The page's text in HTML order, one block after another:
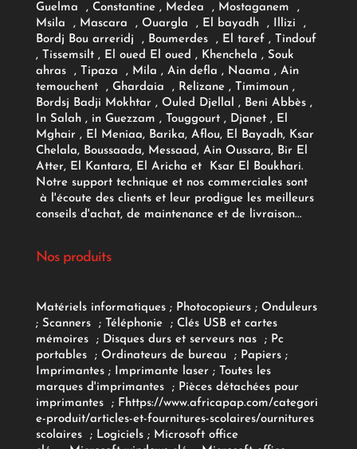
Guelma , Constantine , Medea , Mostaganem ,
Msila , Mascara , Ouargla , El bayadh , Illizi ,
Bordj Bou arreridj , Boumerdes , El taref , Tindouf
, Tissemsilt , El oued El oued , Khenchela , Souk
ahras , Tipaza , Mila , Ain defla , Naama , Ain
temouchent , Ghardaia , Relizane , Timimoun ,
Bordsj Badji Mokhtar , Ouled Djellal , Beni Abbès ,
In Salah , in Guezzam , Touggourt , Djanet , El
Mghair , El Meniaa, Barika, Aflou, El Bayadh, Ksar
Chelala, Boussaada, Messaad, Ain Oussara, Bir El
Atter, El Kantara, El Aricha et Ksar El Boukhari.
Notre support technique et nos commerciales sont
à l'écoute des clients et leur prodigue les meilleurs
conseils d'achat, de maintenance et de livraison...
Nos produits
Matériels informatiques; Photocopieurs; Onduleurs
; Scanners ; Téléphonie ; Clés USB et cartes
mémoires
; Disques durs et serveurs nas ; Pc
portables
; Ordinateurs de bureau ; Papiers;
Imprimantes;Imprimante laser; Toutes les
marques d'imprimantes
; Pièces détachées pour
imprimantes
; F https://www.africapap.com/categori
e-produit/articles-et-fournitures-scolaires/ournitures
scolaires; Logiciels ; Microsoft office